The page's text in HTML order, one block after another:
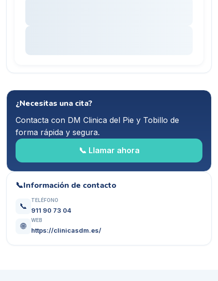
¿Necesitas una cita?
Contacta con DM Clinica del Pie y Tobillo de
forma rápida y segura.
📞 Llamar ahora
📞Información de contacto
📞
TELÉFONO
911 90 73 04
🌐
WEB
https://clinicasdm.es/